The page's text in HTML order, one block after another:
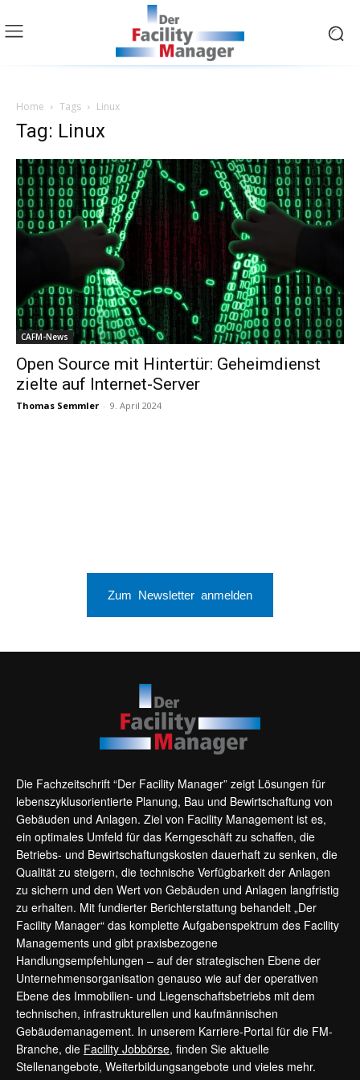
Home Tags Linux
Tag: Linux
CAFM-News
Open Source mit Hintertür: Geheimdienst
zielte auf Internet-Server
Thomas Semmler - 9. April 2024
Zum Newsletter anmelden
Die Fachzeitschrift “Der Facility Manager” zeigt Lösungen für
lebenszyklusorientierte Planung, Bau und Bewirtschaftung von
Gebäuden und Anlagen. Ziel von Facility Management ist es,
ein optimales Umfeld für das Kerngeschäft zu schaffen, die
Betriebs- und Bewirtschaftungskosten dauerhaft zu senken, die
Qualität zu steigern, die technische Verfügbarkeit der Anlagen
zu sichern und den Wert von Gebäuden und Anlagen langfristig
zu erhalten. Mit fundierter Berichterstattung behandelt „Der
Facility Manager“ das komplette Aufgabenspektrum des Facility
Managements und gibt praxisbezogene
Handlungsempfehlungen – auf der strategischen Ebene der
Unternehmensorganisation genauso wie auf der operativen
Ebene des Immobilien- und Liegenschaftsbetriebs mit dem
technischen, infrastrukturellen und kaufmännischen
Gebäudemanagement. In unserem Karriere-Portal für die FM-
Branche, die Facility Jobbörse, finden Sie aktuelle
Stellenangebote, Weiterbildungsangebote und vieles mehr.